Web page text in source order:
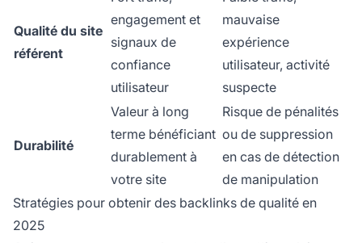
Qualité du site
référent
engagement et
signaux de
confiance
utilisateur
mauvaise
expérience
utilisateur, activité
suspecte
Durabilité
Valeur à long
terme bénéficiant
durablement à
votre site
Risque de pénalités
ou de suppression
en cas de détection
de manipulation
Stratégies pour obtenir des backlinks de qualité en
2025